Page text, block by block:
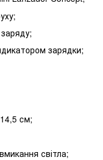
зарядки;
см;
світла;